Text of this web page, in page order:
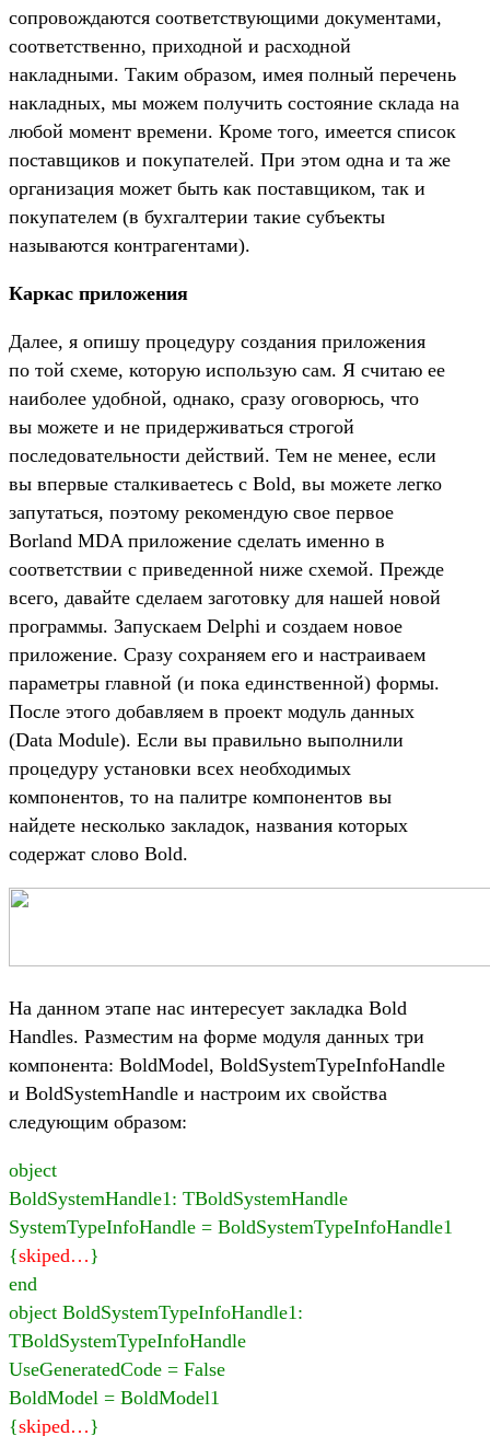
сопровождаются соответствующими документами,
соответственно, приходной и расходной
накладными. Таким образом, имея полный перечень
накладных, мы можем получить состояние склада на
любой момент времени. Кроме того, имеется список
поставщиков и покупателей. При этом одна и та же
организация может быть как поставщиком, так и
покупателем (в бухгалтерии такие субъекты
называются контрагентами).
Каркас приложения
Далее, я опишу процедуру создания приложения
по той схеме, которую использую сам. Я считаю ее
наиболее удобной, однако, сразу оговорюсь, что
вы можете и не придерживаться строгой
последовательности действий. Тем не менее, если
вы впервые сталкиваетесь с Bold, вы можете легко
запутаться, поэтому рекомендую свое первое
Borland MDA приложение сделать именно в
соответствии с приведенной ниже схемой. Прежде
всего, давайте сделаем заготовку для нашей новой
программы. Запускаем Delphi и создаем новое
приложение. Сразу сохраняем его и настраиваем
параметры главной (и пока единственной) формы.
После этого добавляем в проект модуль данных
(Data Module). Если вы правильно выполнили
процедуру установки всех необходимых
компонентов, то на палитре компонентов вы
найдете несколько закладок, названия которых
содержат слово Bold.
На данном этапе нас интересует закладка Bold
Handles. Разместим на форме модуля данных три
компонента: BoldModel, BoldSystemTypeInfoHandle
и BoldSystemHandle и настроим их свойства
следующим образом:
object
BoldSystemHandle1: TBoldSystemHandle
SystemTypeInfoHandle = BoldSystemTypeInfoHandle1
{skiped…}
end
object BoldSystemTypeInfoHandle1:
TBoldSystemTypeInfoHandle
UseGeneratedCode = False
BoldModel = BoldModel1
{skiped…}